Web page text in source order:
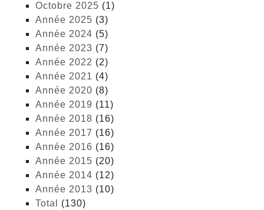
octobre 2025 (1)
année 2025 (3)
année 2024 (5)
année 2023 (7)
année 2022 (2)
année 2021 (4)
année 2020 (8)
année 2019 (11)
année 2018 (16)
année 2017 (16)
année 2016 (16)
année 2015 (20)
année 2014 (12)
année 2013 (10)
total (130)